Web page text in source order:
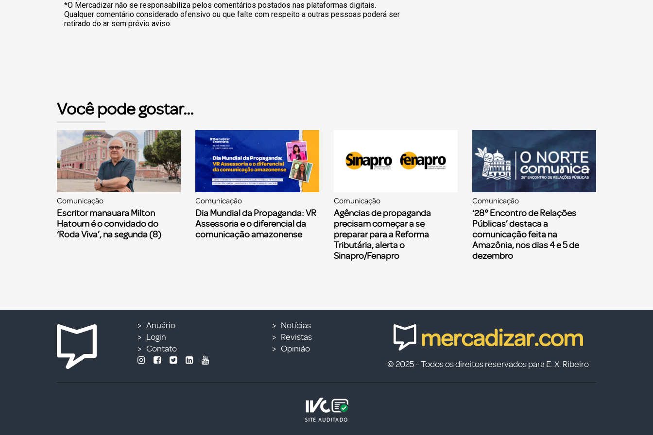
*O Mercadizar não se responsabiliza pelos comentários postados nas plataformas digitais.
Qualquer comentário considerado ofensivo ou que falte com respeito a outras pessoas poderá ser
retirado do ar sem prévio aviso.
Você pode gostar...
Comunicação
Escritor manauara Milton
Hatoum é o convidado do
‘Roda Viva’, na segunda (8)
Comunicação
Dia Mundial da Propaganda: VR
Assessoria e o diferencial da
comunicação amazonense
Comunicação
Agências de propaganda
precisam começar a se
preparar para a Reforma
Tributária, alerta o
Sinapro/Fenapro
Comunicação
‘28° Encontro de Relações
Públicas’ destaca a
comunicação feita na
Amazônia, nos dias 4 e 5 de
dezembro
Anuário
Login
Contato
Notícias
Revistas
Opinião
© 2025 - Todos os direitos reservados para E. X. Ribeiro